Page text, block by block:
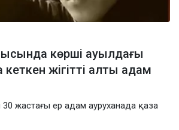
көрші ауылдағы
жігітті алты адам
жастағы ер адам ауруханада қаза